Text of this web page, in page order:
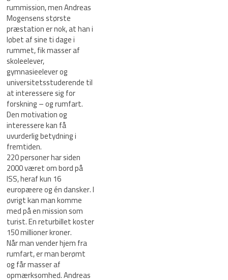
rummission, men Andreas
Mogensens største
præstation er nok, at han i
løbet af sine ti dage i
rummet, fik masser af
skoleelever,
gymnasieelever og
universitetsstuderende til
at interessere sig for
forskning – og rumfart.
Den motivation og
interessere kan få
uvurderlig betydning i
fremtiden.
220 personer har siden
2000 været om bord på
ISS, heraf kun 16
europæere og én dansker. I
øvrigt kan man komme
med på en mission som
turist. En returbillet koster
150 millioner kroner.
Når man vender hjem fra
rumfart, er man berømt
og får masser af
opmærksomhed. Andreas